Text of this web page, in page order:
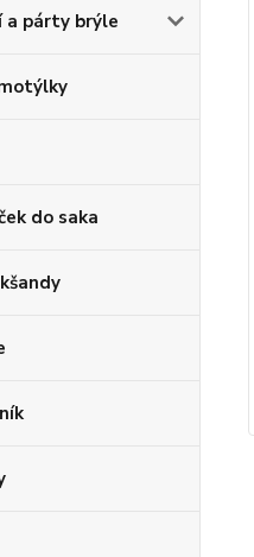
a párty brýle
do saka